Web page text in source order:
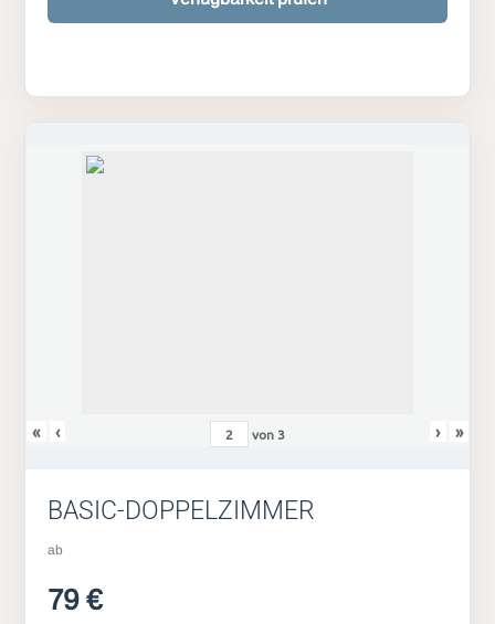
« ‹ von3 › »
BASIC-DOPPELZIMMER
ab
79 €